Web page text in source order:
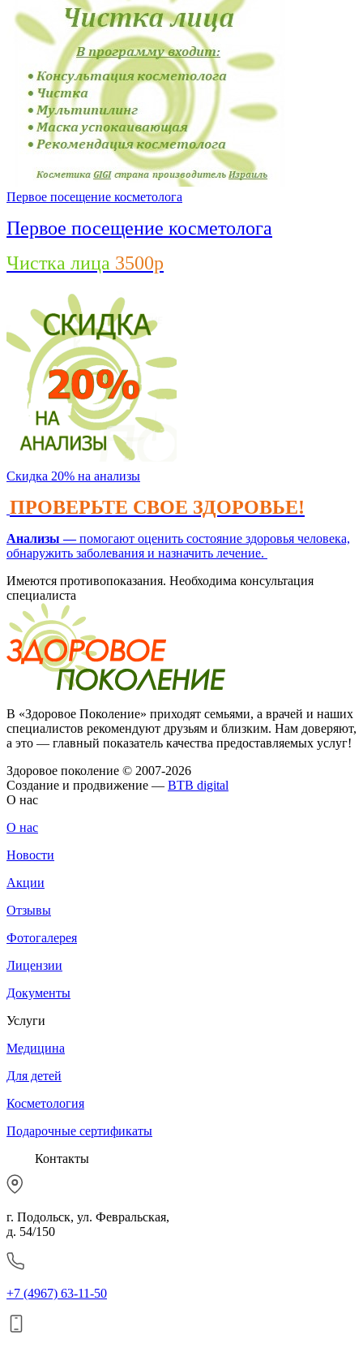
Первое посещение косметолога
Первое посещение косметолога
Чистка лица 3500р
Скидка 20% на анализы
ПРОВЕРЬТЕ СВОЕ ЗДОРОВЬЕ!
Анализы —помогают оценить состояние здоровья человека,
обнаружить заболевания и назначить лечение.
Имеются противопоказания. Необходима консультация
специалиста
В «Здоровое Поколение» приходят семьями, а врачей и наших
специалистов рекомендуют друзьям и близким. Нам доверяют,
а это — главный показатель качества предоставляемых услуг!
Здоровое поколение © 2007-2026
Создание и продвижение — BTB digital
О нас
О нас
Новости
Акции
Отзывы
Фотогалерея
Лицензии
Документы
Услуги
Медицина
Для детей
Косметология
Подарочные сертификаты
Контакты
г. Подольск, ул. Февральская,
д. 54/150
+7 (4967) 63-11-50